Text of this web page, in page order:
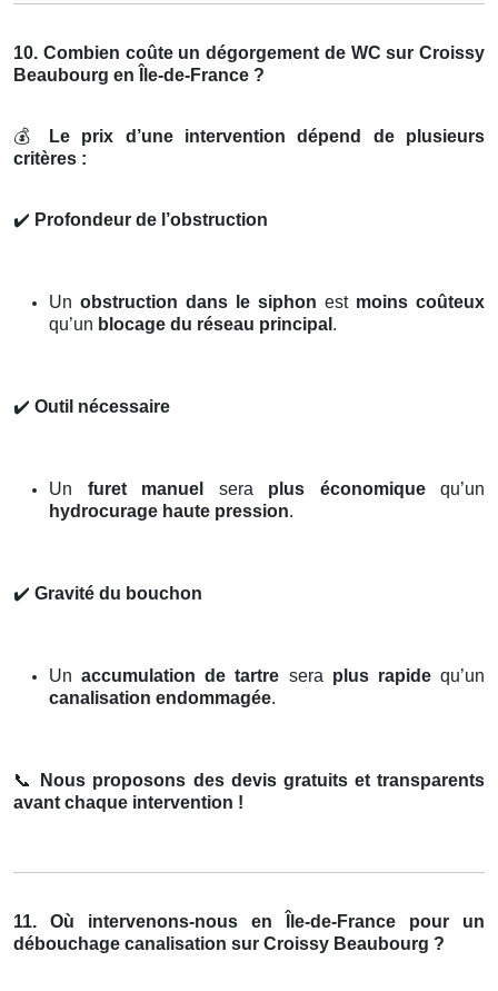
10. Combien coûte un dégorgement de WC sur Croissy
Beaubourg en Île-de-France ?
💰
Le prix d’une intervention dépend de plusieurs
critères :
✔️ Profondeur de l’obstruction
Un obstruction dans le siphon est moins coûteux
qu’un blocage du réseau principal .
✔️ Outil nécessaire
Un furet manuel sera plus économiquequ’un
hydrocurage haute pression.
✔️ Gravité du bouchon
Unaccumulation de tartre sera plus rapidequ’un
canalisation endommagée.
📞
Nous proposons des devis gratuits et transparents
avant chaque intervention !
11. Où intervenons-nous en Île-de-France pour un
débouchage canalisation sur Croissy Beaubourg ?